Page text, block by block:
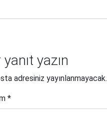
yanıt yazın
adresiniz yayınlanmayacak.
*